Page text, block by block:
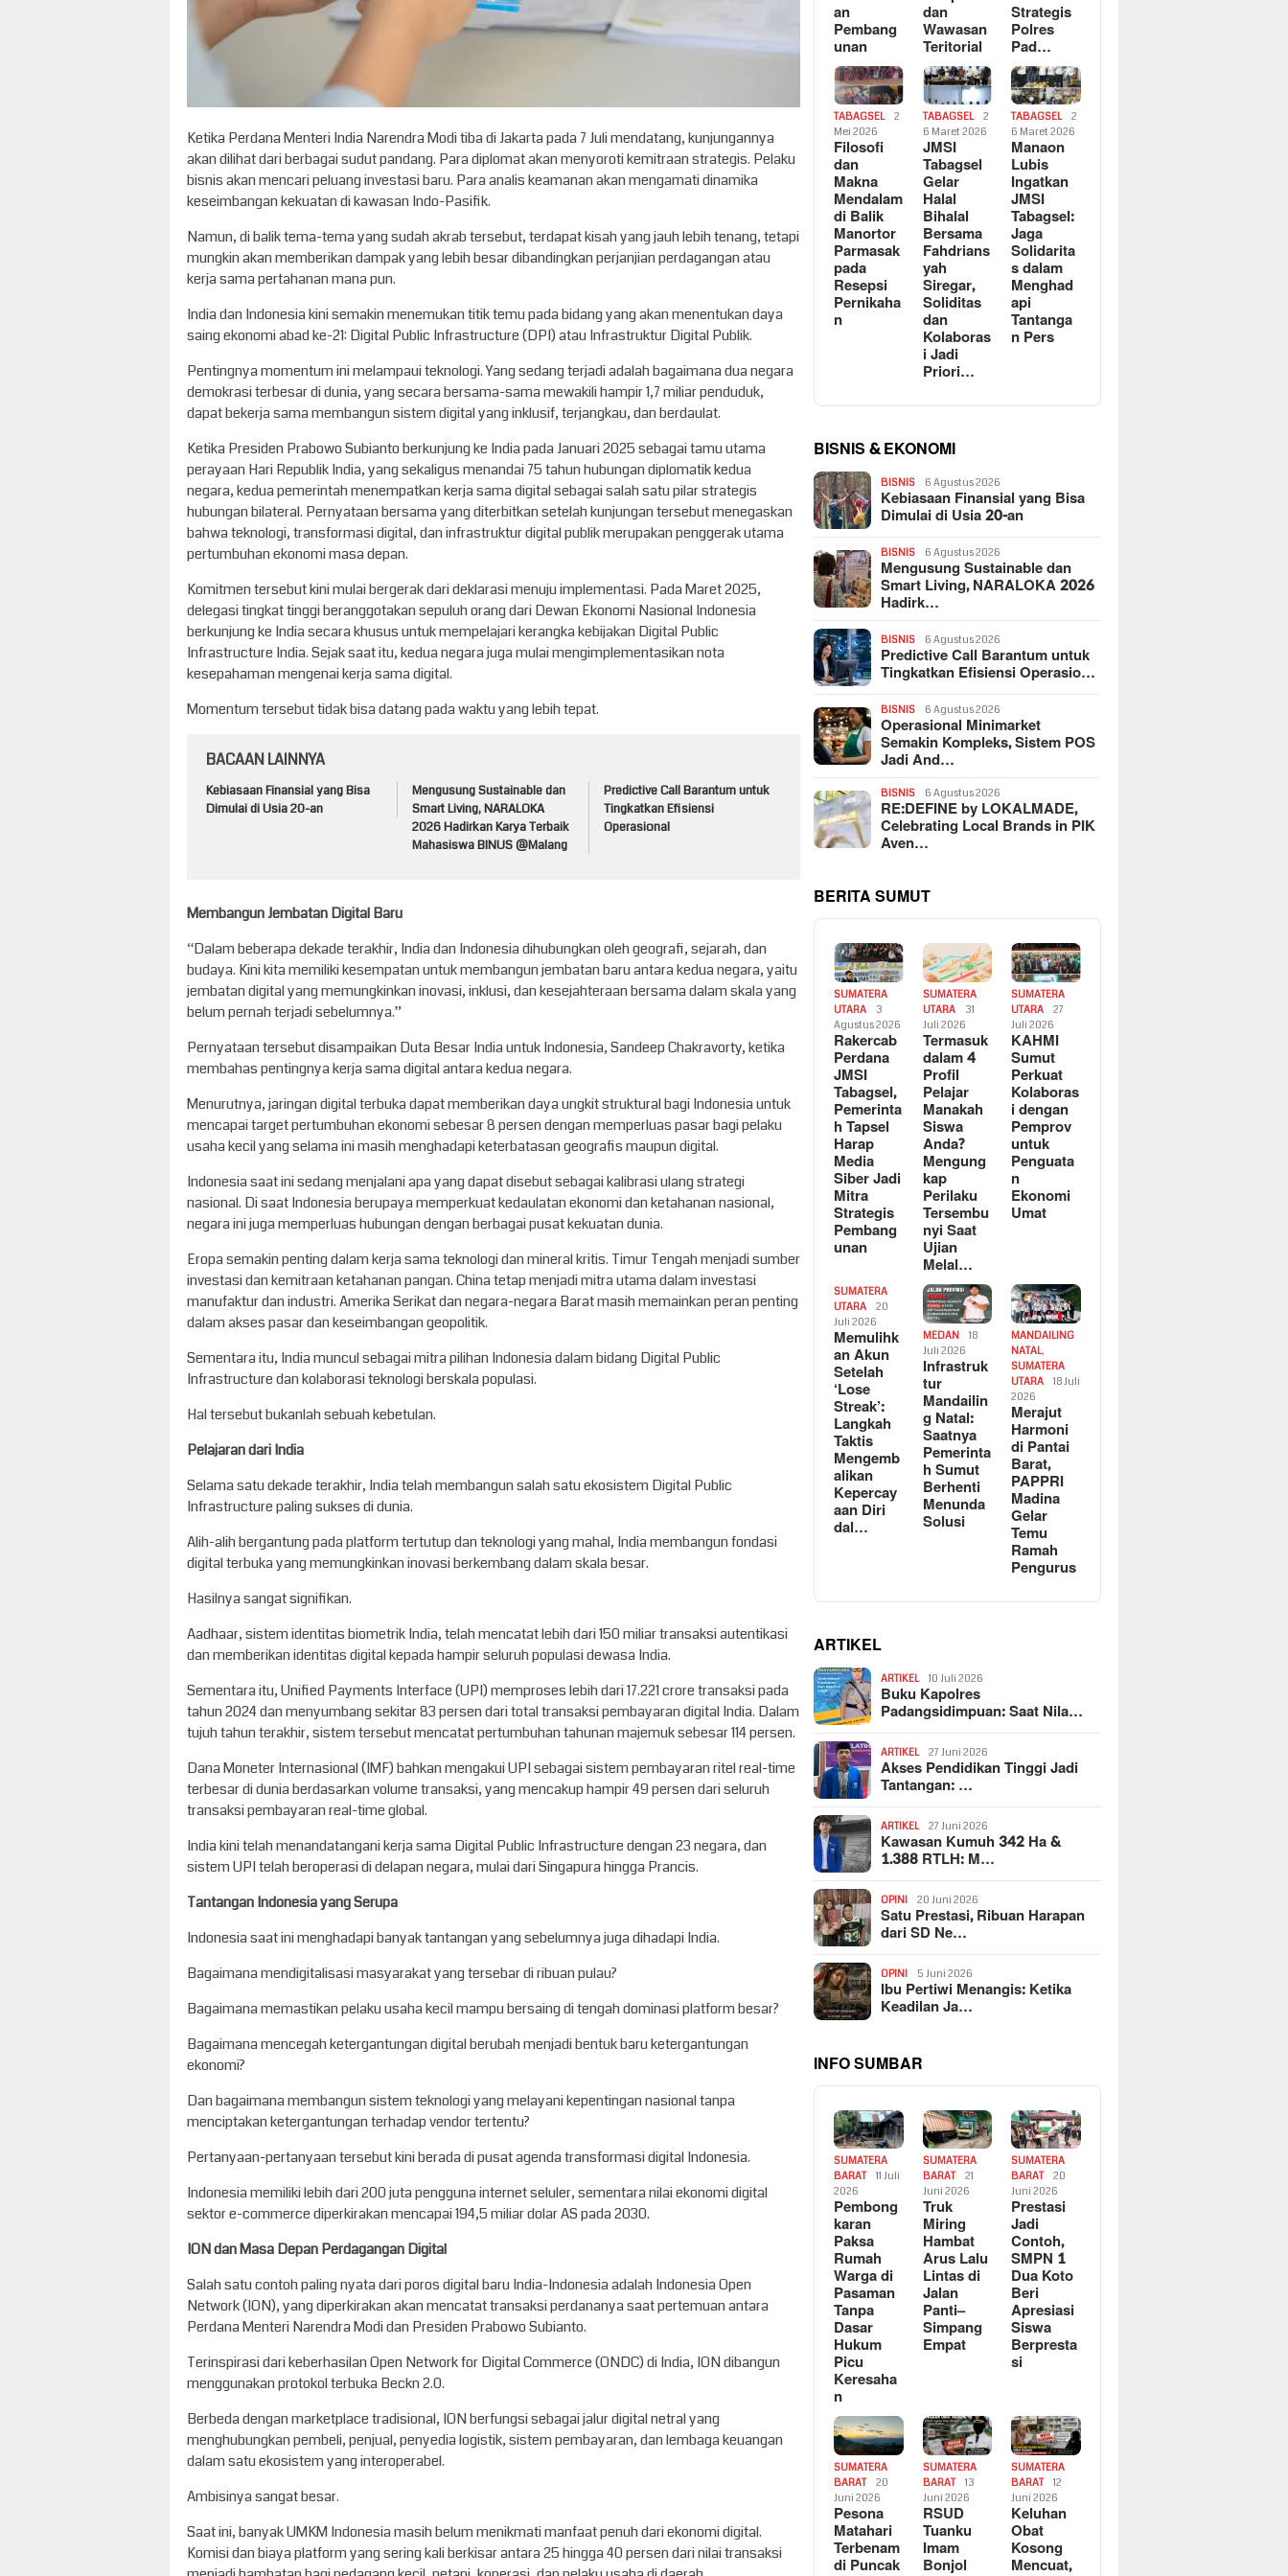
Ketika Perdana Menteri India Narendra Modi tiba di Jakarta pada 7 Juli mendatang, kunjungannya
akan dilihat dari berbagai sudut pandang. Para diplomat akan menyoroti kemitraan strategis. Pelaku
bisnis akan mencari peluang investasi baru. Para analis keamanan akan mengamati dinamika
keseimbangan kekuatan di kawasan Indo-Pasifik.
Namun, di balik tema-tema yang sudah akrab tersebut, terdapat kisah yang jauh lebih tenang, tetapi
mungkin akan memberikan dampak yang lebih besar dibandingkan perjanjian perdagangan atau
kerja sama pertahanan mana pun.
India dan Indonesia kini semakin menemukan titik temu pada bidang yang akan menentukan daya
saing ekonomi abad ke-21: Digital Public Infrastructure (DPI) atau Infrastruktur Digital Publik.
Pentingnya momentum ini melampaui teknologi. Yang sedang terjadi adalah bagaimana dua negara
demokrasi terbesar di dunia, yang secara bersama-sama mewakili hampir 1,7 miliar penduduk,
dapat bekerja sama membangun sistem digital yang inklusif, terjangkau, dan berdaulat.
Ketika Presiden Prabowo Subianto berkunjung ke India pada Januari 2025 sebagai tamu utama
perayaan Hari Republik India, yang sekaligus menandai 75 tahun hubungan diplomatik kedua
negara, kedua pemerintah menempatkan kerja sama digital sebagai salah satu pilar strategis
hubungan bilateral. Pernyataan bersama yang diterbitkan setelah kunjungan tersebut menegaskan
bahwa teknologi, transformasi digital, dan infrastruktur digital publik merupakan penggerak utama
pertumbuhan ekonomi masa depan.
Komitmen tersebut kini mulai bergerak dari deklarasi menuju implementasi. Pada Maret 2025,
delegasi tingkat tinggi beranggotakan sepuluh orang dari Dewan Ekonomi Nasional Indonesia
berkunjung ke India secara khusus untuk mempelajari kerangka kebijakan Digital Public
Infrastructure India. Sejak saat itu, kedua negara juga mulai mengimplementasikan nota
kesepahaman mengenai kerja sama digital.
Momentum tersebut tidak bisa datang pada waktu yang lebih tepat.
BACAAN LAINNYA
Kebiasaan Finansial yang Bisa
Dimulai di Usia 20-an
Mengusung Sustainable dan
Smart Living, NARALOKA
2026 Hadirkan Karya Terbaik
Mahasiswa BINUS @Malang
Predictive Call Barantum untuk
Tingkatkan Efisiensi
Operasional
Membangun Jembatan Digital Baru
“Dalam beberapa dekade terakhir, India dan Indonesia dihubungkan oleh geografi, sejarah, dan
budaya. Kini kita memiliki kesempatan untuk membangun jembatan baru antara kedua negara, yaitu
jembatan digital yang memungkinkan inovasi, inklusi, dan kesejahteraan bersama dalam skala yang
belum pernah terjadi sebelumnya.”
Pernyataan tersebut disampaikan Duta Besar India untuk Indonesia, Sandeep Chakravorty, ketika
membahas pentingnya kerja sama digital antara kedua negara.
Menurutnya, jaringan digital terbuka dapat memberikan daya ungkit struktural bagi Indonesia untuk
mencapai target pertumbuhan ekonomi sebesar 8 persen dengan memperluas pasar bagi pelaku
usaha kecil yang selama ini masih menghadapi keterbatasan geografis maupun digital.
Indonesia saat ini sedang menjalani apa yang dapat disebut sebagai kalibrasi ulang strategi
nasional. Di saat Indonesia berupaya memperkuat kedaulatan ekonomi dan ketahanan nasional,
negara ini juga memperluas hubungan dengan berbagai pusat kekuatan dunia.
Eropa semakin penting dalam kerja sama teknologi dan mineral kritis. Timur Tengah menjadi sumber
investasi dan kemitraan ketahanan pangan. China tetap menjadi mitra utama dalam investasi
manufaktur dan industri. Amerika Serikat dan negara-negara Barat masih memainkan peran penting
dalam akses pasar dan keseimbangan geopolitik.
Sementara itu, India muncul sebagai mitra pilihan Indonesia dalam bidang Digital Public
Infrastructure dan kolaborasi teknologi berskala populasi.
Hal tersebut bukanlah sebuah kebetulan.
Pelajaran dari India
Selama satu dekade terakhir, India telah membangun salah satu ekosistem Digital Public
Infrastructure paling sukses di dunia.
Alih-alih bergantung pada platform tertutup dan teknologi yang mahal, India membangun fondasi
digital terbuka yang memungkinkan inovasi berkembang dalam skala besar.
Hasilnya sangat signifikan.
Aadhaar, sistem identitas biometrik India, telah mencatat lebih dari 150 miliar transaksi autentikasi
dan memberikan identitas digital kepada hampir seluruh populasi dewasa India.
Sementara itu, Unified Payments Interface (UPI) memproses lebih dari 17.221 crore transaksi pada
tahun 2024 dan menyumbang sekitar 83 persen dari total transaksi pembayaran digital India. Dalam
tujuh tahun terakhir, sistem tersebut mencatat pertumbuhan tahunan majemuk sebesar 114 persen.
Dana Moneter Internasional (IMF) bahkan mengakui UPI sebagai sistem pembayaran ritel real-time
terbesar di dunia berdasarkan volume transaksi, yang mencakup hampir 49 persen dari seluruh
transaksi pembayaran real-time global.
India kini telah menandatangani kerja sama Digital Public Infrastructure dengan 23 negara, dan
sistem UPI telah beroperasi di delapan negara, mulai dari Singapura hingga Prancis.
Tantangan Indonesia yang Serupa
Indonesia saat ini menghadapi banyak tantangan yang sebelumnya juga dihadapi India.
Bagaimana mendigitalisasi masyarakat yang tersebar di ribuan pulau?
Bagaimana memastikan pelaku usaha kecil mampu bersaing di tengah dominasi platform besar?
Bagaimana mencegah ketergantungan digital berubah menjadi bentuk baru ketergantungan
ekonomi?
Dan bagaimana membangun sistem teknologi yang melayani kepentingan nasional tanpa
menciptakan ketergantungan terhadap vendor tertentu?
Pertanyaan-pertanyaan tersebut kini berada di pusat agenda transformasi digital Indonesia.
Indonesia memiliki lebih dari 200 juta pengguna internet seluler, sementara nilai ekonomi digital
sektor e-commerce diperkirakan mencapai 194,5 miliar dolar AS pada 2030.
ION dan Masa Depan Perdagangan Digital
Salah satu contoh paling nyata dari poros digital baru India-Indonesia adalah Indonesia Open
Network (ION), yang diperkirakan akan mencatat transaksi perdananya saat pertemuan antara
Perdana Menteri Narendra Modi dan Presiden Prabowo Subianto.
Terinspirasi dari keberhasilan Open Network for Digital Commerce (ONDC) di India, ION dibangun
menggunakan protokol terbuka Beckn 2.0.
Berbeda dengan marketplace tradisional, ION berfungsi sebagai jalur digital netral yang
menghubungkan pembeli, penjual, penyedia logistik, sistem pembayaran, dan lembaga keuangan
dalam satu ekosistem yang interoperabel.
Ambisinya sangat besar.
Saat ini, banyak UMKM Indonesia masih belum menikmati manfaat penuh dari ekonomi digital.
Komisi dan biaya platform yang sering kali berkisar antara 25 hingga 40 persen dari nilai transaksi
an
Pembang
unan
dan
Wawasan
Teritorial
Strategis
Polres
Pad…
TABAGSEL
2
Mei 2026
Filosofi
dan
Makna
Mendalam
di Balik
Manortor
Parmasak
pada
Resepsi
Pernikaha
n
TABAGSEL
2
6 Maret 2026
JMSI
Tabagsel
Gelar
Halal
Bihalal
Bersama
Fahdrians
yah
Siregar,
Soliditas
dan
Kolaboras
i Jadi
Priori…
TABAGSEL
2
6 Maret 2026
Manaon
Lubis
Ingatkan
JMSI
Tabagsel:
Jaga
Solidarita
s dalam
Menghad
api
Tantanga
n Pers
BISNIS & EKONOMI
BISNIS 6 Agustus 2026
Kebiasaan Finansial yang Bisa
Dimulai di Usia 20-an
BISNIS 6 Agustus 2026
Mengusung Sustainable dan
Smart Living, NARALOKA 2026
Hadirk…
BISNIS 6 Agustus 2026
Predictive Call Barantum untuk
Tingkatkan Efisiensi Operasio…
BISNIS 6 Agustus 2026
Operasional Minimarket
Semakin Kompleks, Sistem POS
Jadi And…
BISNIS 6 Agustus 2026
RE:DEFINE by LOKALMADE,
Celebrating Local Brands in PIK
Aven…
BERITA SUMUT
SUMATERA
UTARA
3
Agustus 2026
Rakercab
Perdana
JMSI
Tabagsel,
Pemerinta
h Tapsel
Harap
Media
Siber Jadi
Mitra
Strategis
Pembang
unan
SUMATERA
UTARA
31
Juli 2026
Termasuk
dalam 4
Profil
Pelajar
Manakah
Siswa
Anda?
Mengung
kap
Perilaku
Tersembu
nyi Saat
Ujian
Melal…
SUMATERA
UTARA
27
Juli 2026
KAHMI
Sumut
Perkuat
Kolaboras
i dengan
Pemprov
untuk
Penguata
n
Ekonomi
Umat
SUMATERA
UTARA
20
Juli 2026
Memulihk
an Akun
Setelah
‘Lose
Streak’:
Langkah
Taktis
Mengemb
alikan
Kepercay
aan Diri
dal…
MEDAN
18
Juli 2026
Infrastruk
tur
Mandailin
g Natal:
Saatnya
Pemerinta
h Sumut
Berhenti
Menunda
Solusi
MANDAILING
NATAL,
SUMATERA
UTARA
18 Juli
2026
Merajut
Harmoni
di Pantai
Barat,
PAPPRI
Madina
Gelar
Temu
Ramah
Pengurus
ARTIKEL
ARTIKEL 10 Juli 2026
Buku Kapolres
Padangsidimpuan: Saat Nila…
ARTIKEL 27 Juni 2026
Akses Pendidikan Tinggi Jadi
Tantangan: …
ARTIKEL 27 Juni 2026
Kawasan Kumuh 342 Ha &
1.388 RTLH: M…
OPINI 20 Juni 2026
Satu Prestasi, Ribuan Harapan
dari SD Ne…
OPINI 5 Juni 2026
Ibu Pertiwi Menangis: Ketika
Keadilan Ja…
INFO SUMBAR
SUMATERA
BARAT
11 Juli
2026
Pembong
karan
Paksa
Rumah
Warga di
Pasaman
Tanpa
Dasar
Hukum
Picu
Keresaha
n
SUMATERA
BARAT
21
Juni 2026
Truk
Miring
Hambat
Arus Lalu
Lintas di
Jalan
Panti–
Simpang
Empat
SUMATERA
BARAT
20
Juni 2026
Prestasi
Jadi
Contoh,
SMPN 1
Dua Koto
Beri
Apresiasi
Siswa
Berpresta
si
SUMATERA
BARAT
20
Juni 2026
Pesona
Matahari
Terbenam
di Puncak
SUMATERA
BARAT
13
Juni 2026
RSUD
Tuanku
Imam
Bonjol
SUMATERA
BARAT
12
Juni 2026
Keluhan
Obat
Kosong
Mencuat,